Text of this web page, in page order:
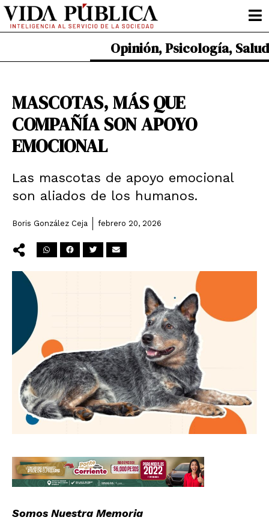
Ir
contenido
Opinión,Psicología, Salud
MASCOTAS, MÁS QUE
COMPAÑÍA SON APOYO
EMOCIONAL
Las mascotas de apoyo emocional
son aliados de los humanos.
Boris González Ceja febrero 20, 2026
Somos Nuestra Memoria